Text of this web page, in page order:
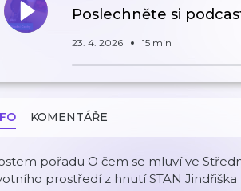
Poslechněte si
23. 4. 2026 15 min
KOMENTÁŘE
pořadu O čem se mluví ve
prostředí z hnutí STAN Jindřiška